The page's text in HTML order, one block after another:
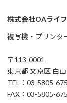
株式会社OAライフ
複写機・プリンタ
〒113-0001
東京都 文京区 白
TEL：03-5805-
FAX：03-5805-